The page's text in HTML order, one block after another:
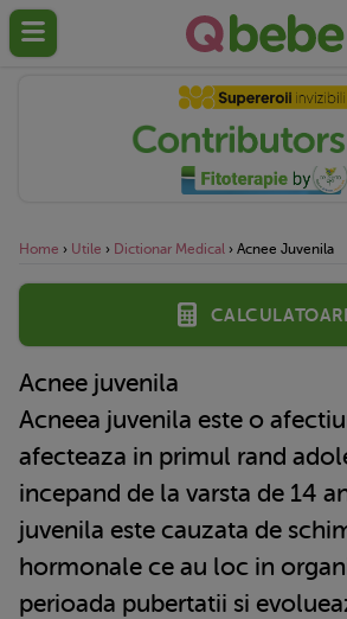
Home › Utile › Dictionar Medical › Acnee Juvenila
Acnee juvenila
Acneea juvenila este o afectiune a pielii ce
afecteaza in primul rand
incepand de la varsta de 14
juvenila este cauzata de
hormonale ce au loc in
perioada pubertatii si